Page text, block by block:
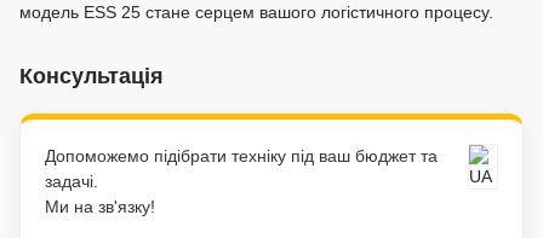
модель ESS 25 стане серцем вашого логістичного процесу.
Консультація
Допоможемо підібрати техніку під ваш бюджет та
задачі.
Ми на зв'язку!